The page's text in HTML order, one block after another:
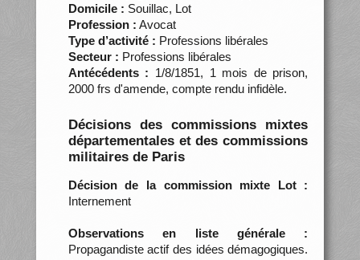
Domicile : Souillac, Lot
Profession : Avocat
Type d’activité : Professions libérales
Secteur : Professions libérales
Antécédents : 1/8/1851, 1 mois de prison,
2000 frs d'amende, compte rendu infidèle.
Décisions des commissions mixtes
départementales et des commissions
militaires de Paris
Décision de la commission mixte Lot :
Internement
Observations en liste générale :
Propagandiste actif des idées démagogiques.